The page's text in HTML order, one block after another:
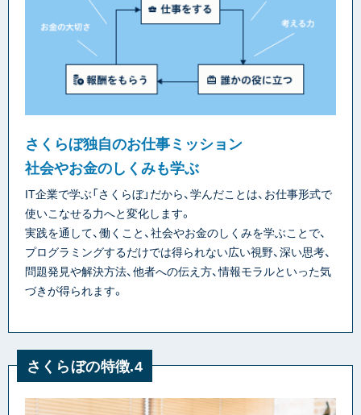
さくらぼ独自のお仕事ミッション
社会やお金のしくみも学ぶ
IT企業で学ぶ「さくらぼ」だから、学んだことは、お仕事形式で
使いこなせる力へと変化します。
実践を通して、働くこと、社会やお金のしくみを学ぶことで、
プログラミングするだけでは得られない広い視野、深い思考、
問題発見や解決方法、他者への伝え方、情報モラルといった気
づきが得られます。
さくらぼの特徴.4